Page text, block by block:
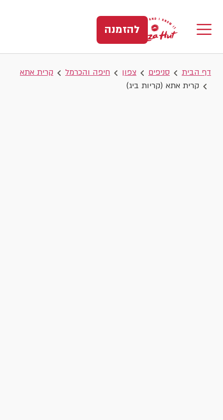
להזמנה
דף הבית סניפים צפון חיפה והכרמל
קרית אתא
קרית אתא (קריות ביג)